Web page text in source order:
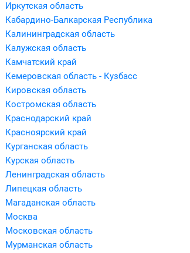
Иркутская область
Кабардино-Балкарская Республика
Калининградская область
Калужская область
Камчатский край
Кемеровская область - Кузбасс
Кировская область
Костромская область
Краснодарский край
Красноярский край
Курганская область
Курская область
Ленинградская область
Липецкая область
Магаданская область
Москва
Московская область
Мурманская область